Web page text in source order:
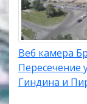
Веб камера
Пересечение
Гиндина и